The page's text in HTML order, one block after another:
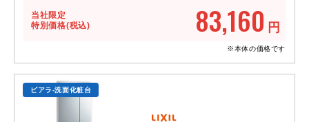
当社限定
特別価格(税込)
83,160 円
※本体の価格です
ピアラ-洗面化粧台